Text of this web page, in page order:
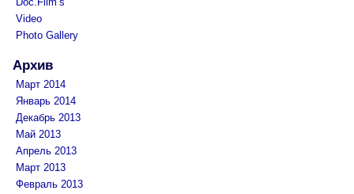
Video
Photo Gallery
Архив
Март 2014
Январь 2014
Декабрь 2013
Май 2013
Апрель 2013
Март 2013
Февраль 2013